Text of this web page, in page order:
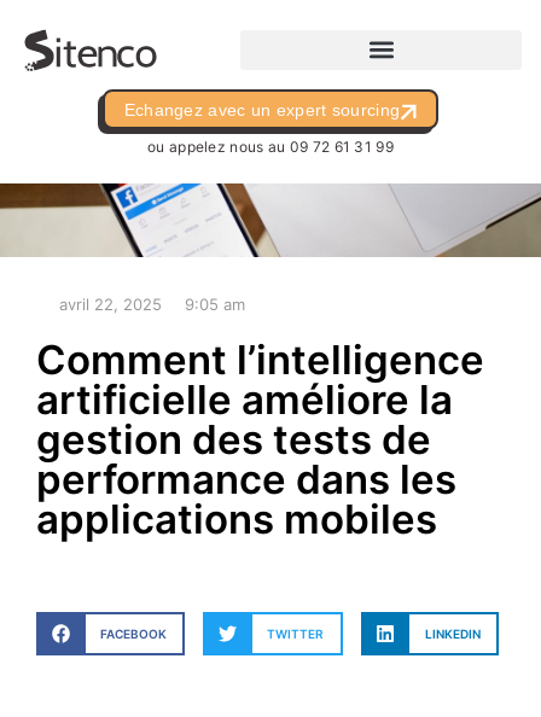
Echangez avec un expert sourcing
ou appelez nous au 09 72 61 31 99
avril 22, 2025 9:05 am
Comment l’intelligence
artificielle améliore la
gestion des tests de
performance dans les
applications mobiles
FACEBOOK TWITTER LINKEDIN